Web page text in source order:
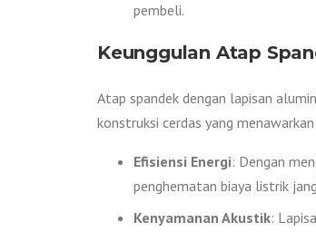
pembeli.
Keunggulan Atap
Atap spandek dengan lapisan
konstruksi cerdas yang
Efisiensi Energi: Dengan
penghematan biaya listrik
Kenyamanan Akustik: